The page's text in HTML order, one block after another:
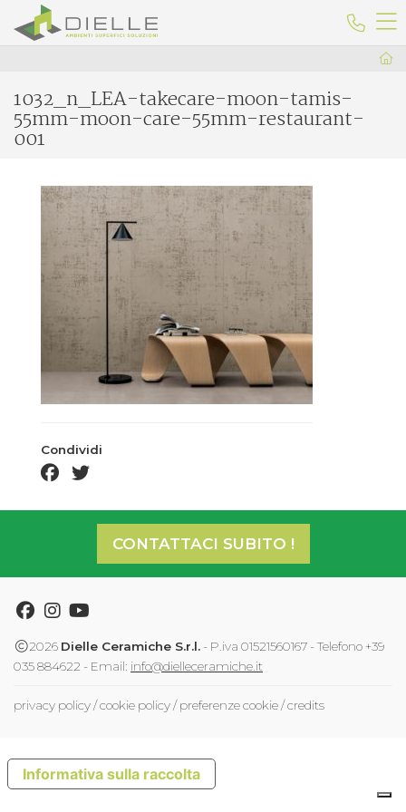
Dielle Ceramiche
1032_n_LEA-takecare-moon-tamis-
55mm-moon-care-55mm-restaurant-
001
Condividi
facebook share
twitter share
CONTATTACI SUBITO !
Facebook
Instagram
Youtube
2026 Dielle Ceramiche S.r.l. - P.iva 01521560167 - Telefono +39
035 884622 - Email: info@dielleceramiche.it
privacy policy/cookie policy/preferenze cookie/credits
Informativa sulla raccolta